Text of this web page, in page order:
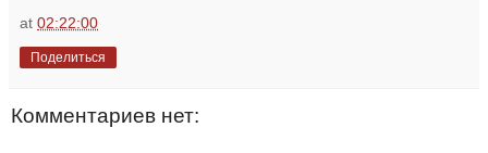
at 02:22:00
Поделиться
Комментариев нет: